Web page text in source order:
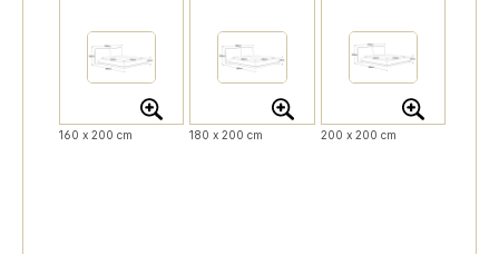
160 x 200 cm 180 x 200 cm 200 x 200 cm